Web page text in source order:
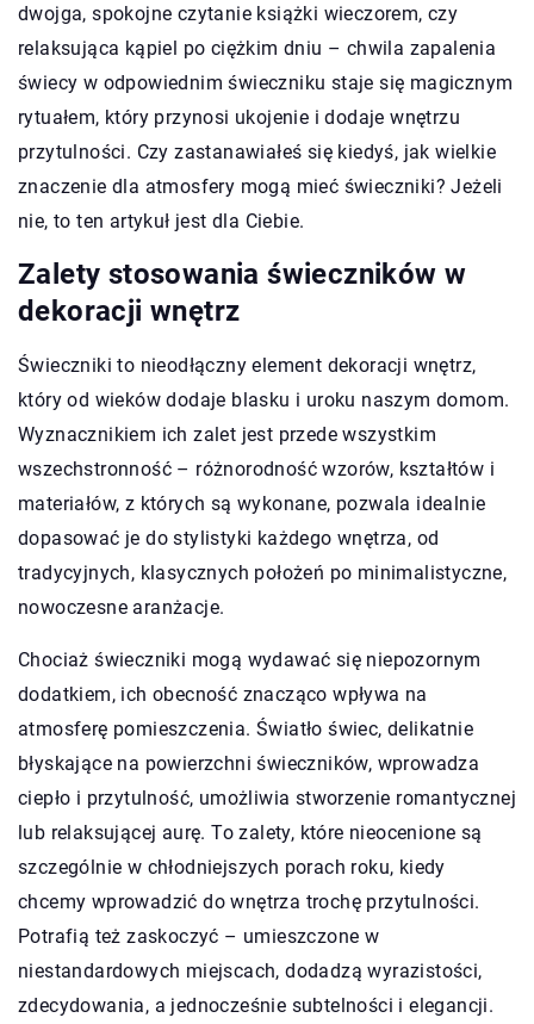
dwojga, spokojne czytanie książki wieczorem, czy
relaksująca kąpiel po ciężkim dniu – chwila zapalenia
świecy w odpowiednim świeczniku staje się magicznym
rytuałem, który przynosi ukojenie i dodaje wnętrzu
przytulności. Czy zastanawiałeś się kiedyś, jak wielkie
znaczenie dla atmosfery mogą mieć świeczniki? Jeżeli
nie, to ten artykuł jest dla Ciebie.
Zalety stosowania świeczników w
dekoracji wnętrz
Świeczniki to nieodłączny element dekoracji wnętrz,
który od wieków dodaje blasku i uroku naszym domom.
Wyznacznikiem ich zalet jest przede wszystkim
wszechstronność – różnorodność wzorów, kształtów i
materiałów, z których są wykonane, pozwala idealnie
dopasować je do stylistyki każdego wnętrza, od
tradycyjnych, klasycznych położeń po minimalistyczne,
nowoczesne aranżacje.
Chociaż świeczniki mogą wydawać się niepozornym
dodatkiem, ich obecność znacząco wpływa na
atmosferę pomieszczenia. Światło świec, delikatnie
błyskające na powierzchni świeczników, wprowadza
ciepło i przytulność, umożliwia stworzenie romantycznej
lub relaksującej aurę. To zalety, które nieocenione są
szczególnie w chłodniejszych porach roku, kiedy
chcemy wprowadzić do wnętrza trochę przytulności.
Potrafią też zaskoczyć – umieszczone w
niestandardowych miejscach, dodadzą wyrazistości,
zdecydowania, a jednocześnie subtelności i elegancji.